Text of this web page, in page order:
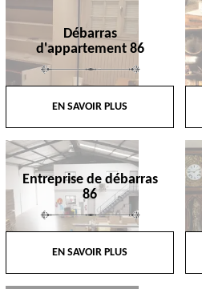
Débarras
d'appartement 86
EN SAVOIR PLUS
Entreprise de débarras
86
EN SAVOIR PLUS